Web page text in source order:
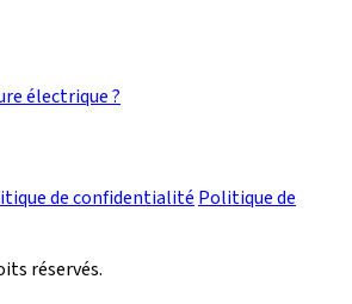
électrique ?
de confidentialité Politique de
réservés.